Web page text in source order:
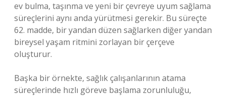
ev bulma, taşınma ve yeni bir çevreye uyum sağlama
süreçlerini aynı anda yürütmesi gerekir. Bu süreçte
62. madde, bir yandan düzen sağlarken diğer yandan
bireysel yaşam ritmini zorlayan bir çerçeve
oluşturur.
Başka bir örnekte, sağlık çalışanlarının atama
süreçlerinde hızlı göreve başlama zorunluluğu,